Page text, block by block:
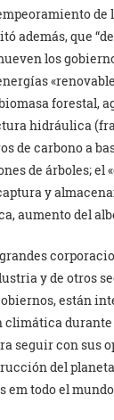
además, que
los
forestal,
hidráulica
de carbono a
de árboles; el
y
aumento del
y de otros
están
climática
seguir con sus
del
em todo el